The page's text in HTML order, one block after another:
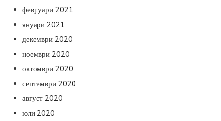
февруари 2021
януари 2021
декември 2020
ноември 2020
октомври 2020
септември 2020
август 2020
юли 2020